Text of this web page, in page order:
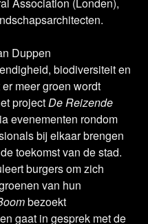
Duppen
biodiversiteit en
meer groen wordt
projectDe Reizende
evenementen rondom
bij elkaar brengen
toekomst van de stad.
burgers om zich
van hun
bezoekt
gaat in gesprek met de